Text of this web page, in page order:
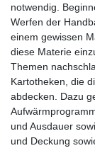
notwendig.
Werfen der
einem gewissen
diese Materie
Themen
Kartotheken, die
abdecken. Dazu
und Ausdauer
und Deckung